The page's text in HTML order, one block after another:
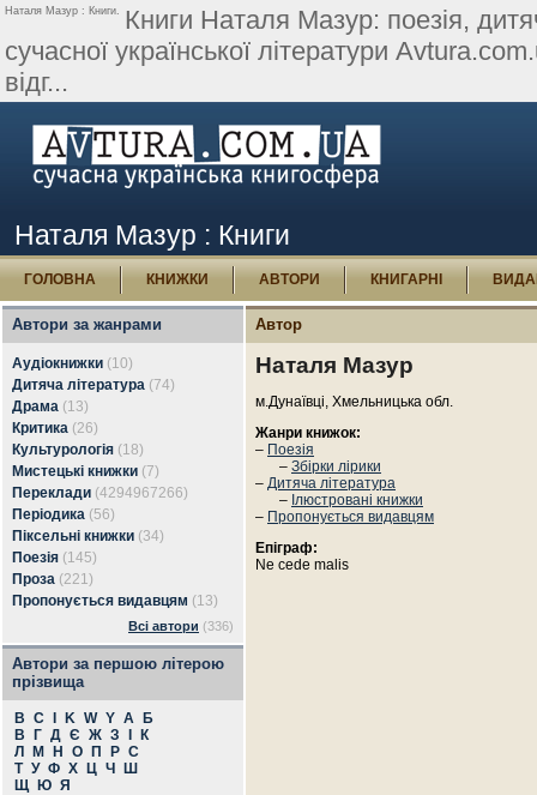
Наталя Мазур : Книги. Книги Наталя Мазур: поезія,
сучасної української літератури
відг...
Наталя Мазур : Книги
ГОЛОВНА КНИЖКИ АВТОРИ КНИГАРНІ
Автори за жанрами
Аудіокнижки (10)
Дитяча література (74)
Драма (13)
Критика (26)
Культурологія (18)
Мистецькі книжки (7)
Переклади (4294967266)
Періодика (56)
Піксельні книжки (34)
Поезія (145)
Проза (221)
Пропонується видавцям (13)
Всі автори (336)
Автори за першою літерою
прізвища
B C K W Y А
Б
В
Г Д Є Ж З
К
Л
М Н О П Р С
Т У Ф Х Ц Ч
Ш
Щ
Ю Я
Автор
Наталя Мазур
м.Дунаївці, Хмельницька обл.
Жанри книжок:
– Поезія
– Збірки лірики
– Дитяча література
– Ілюстровані книжки
– Пропонується видавцям
Епіграф:
Ne cede malis